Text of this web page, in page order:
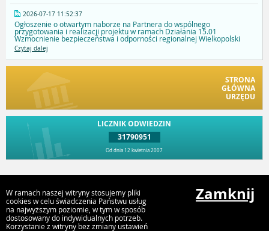
2026-07-17 11:52:37
Ogłoszenie o otwartym naborze na Partnera do wspólnego
przygotowania i realizacji projektu w ramach Działania 15.01
Wzmocnienie bezpieczeństwa i odporności regionalnej Wielkopolski
Czytaj dalej
STRONA
GŁÓWNA
URZĘDU
LICZNIK ODWIEDZIN
31790951
Od dnia 12 kwietnia 2007
Urząd Gminy i Miasta Rychwał
W ramach naszej witryny stosujemy pliki
cookies w celu świadczenia Państwu usług
na najwyższym poziomie, w tym w sposób
dostosowany do indywidualnych potrzeb.
Korzystanie z witryny bez zmiany ustawień
Zamknij